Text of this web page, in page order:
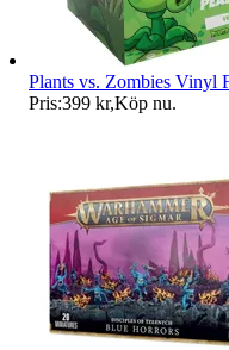
Plants vs. Zombies Vinyl
Pris:399 kr,Köp nu.